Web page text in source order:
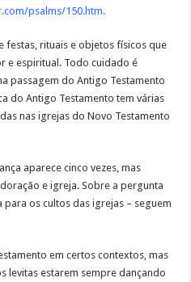
psalms/150.htm.
festas, rituais e objetos físicos que
e espiritual. Todo cuidado é
passagem do Antigo Testamento
do Antigo Testamento tem várias
nas igrejas do Novo Testamento
aparece cinco vezes, mas
e igreja. Sobre a pergunta
os cultos das igrejas – seguem
em certos contextos, mas
levitas estarem sempre dançando